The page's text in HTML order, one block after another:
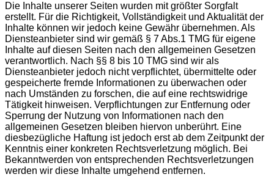
Die Inhalte unserer Seiten wurden mit größter Sorgfalt
erstellt. Für die Richtigkeit, Vollständigkeit und Aktualität der
Inhalte können wir jedoch keine Gewähr übernehmen. Als
Diensteanbieter sind wir gemäß § 7 Abs.1 TMG für eigene
Inhalte auf diesen Seiten nach den allgemeinen Gesetzen
verantwortlich. Nach §§ 8 bis 10 TMG sind wir als
Diensteanbieter jedoch nicht verpflichtet, übermittelte oder
gespeicherte fremde Informationen zu überwachen oder
nach Umständen zu forschen, die auf eine rechtswidrige
Tätigkeit hinweisen. Verpflichtungen zur Entfernung oder
Sperrung der Nutzung von Informationen nach den
allgemeinen Gesetzen bleiben hiervon unberührt. Eine
diesbezügliche Haftung ist jedoch erst ab dem Zeitpunkt der
Kenntnis einer konkreten Rechtsverletzung möglich. Bei
Bekanntwerden von entsprechenden Rechtsverletzungen
werden wir diese Inhalte umgehend entfernen.